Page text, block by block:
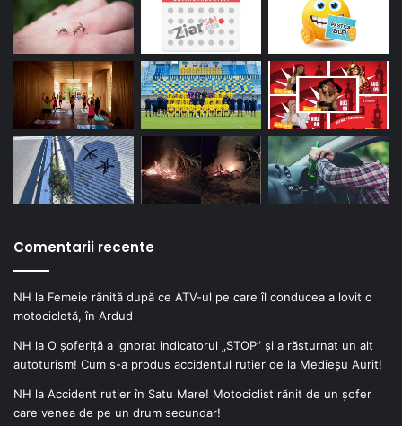
Comentarii recente
NH la Femeie rănită după ce ATV-ul pe care îl conducea a lovit o
motocicletă, în Ardud
NH la O șoferiță a ignorat indicatorul „STOP” și a răsturnat un alt
autoturism! Cum s-a produs accidentul rutier de la Medieșu Aurit!
NH la Accident rutier în Satu Mare! Motociclist rănit de un șofer
care venea de pe un drum secundar!